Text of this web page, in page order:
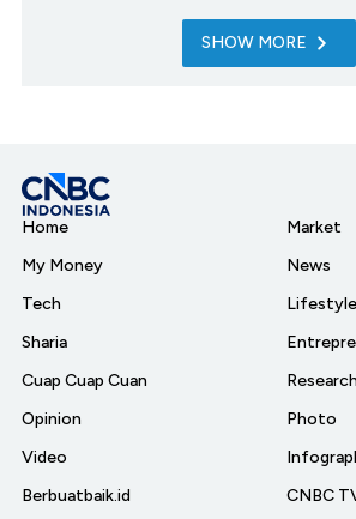
SHOW MORE
Home
My Money
Tech
Sharia
Cuap Cuap Cuan
Opinion
Video
Berbuatbaik.id
Market
News
Lifestyle
Research
Photo
CNBC